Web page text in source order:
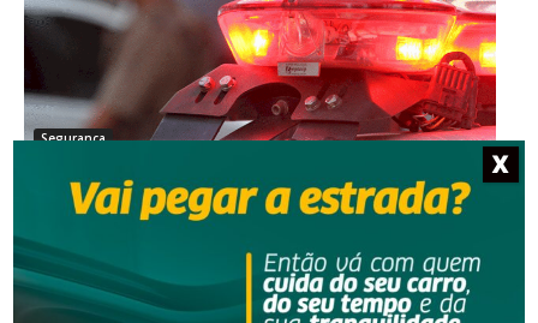
Segurança
Homem é preso por descumprir medida protetiva
em Urussanga
X